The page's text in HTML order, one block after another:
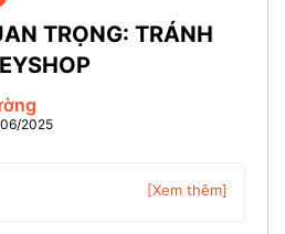
TRỌNG: TRÁNH
2025
[Xem thêm]